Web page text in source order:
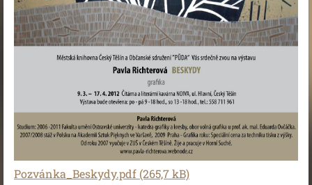
Pozvánka_Beskydy.pdf (265,7 kB)